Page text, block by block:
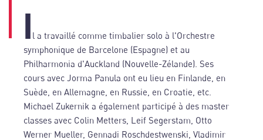
I l a travaillé comme timbalier solo à l'Orchestre
symphonique de Barcelone (Espagne) et au
Philharmonia d'Auckland (Nouvelle-Zélande). Ses
cours avec Jorma Panula ont eu lieu en Finlande, en
Suède, en Allemagne, en Russie, en Croatie, etc.
Michael Zukernik a également participé à des master
classes avec Colin Metters, Leif Segerstam, Otto
Werner Mueller, Gennadi Roschdestwenski, Vladimir